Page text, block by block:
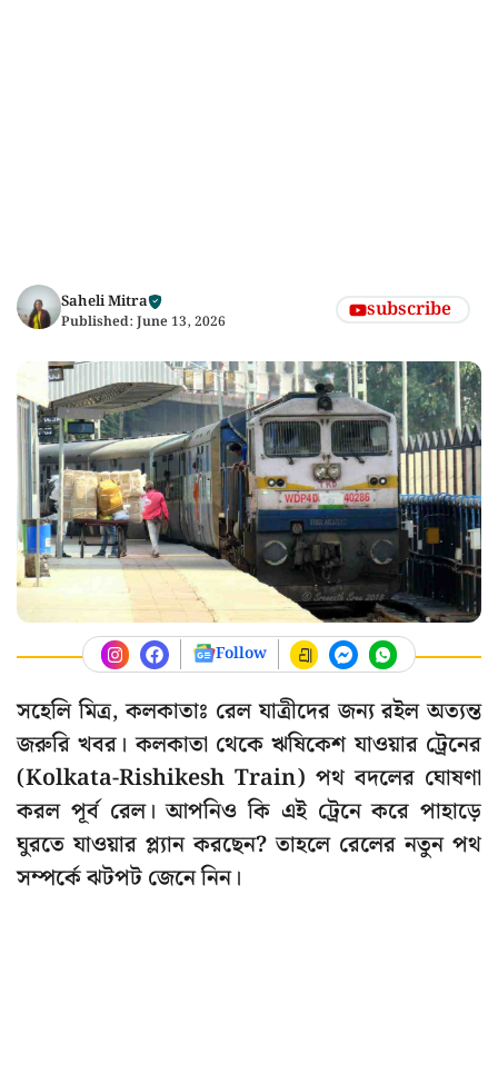
Saheli Mitra
Published: June 13, 2026 subscribe
Follow
সহেলি মিত্র, কলকাতাঃ রেল যাত্রীদের জন্য রইল অত্যন্ত
জরুরি খবর। কলকাতা থেকে ঋষিকেশ যাওয়ার ট্রেনের
(Kolkata-Rishikesh Train) পথ বদলের ঘোষণা
করল পূর্ব রেল। আপনিও কি এই ট্রেনে করে পাহাড়ে
ঘুরতে যাওয়ার প্ল্যান করছেন? তাহলে রেলের নতুন পথ
সম্পর্কে ঝটপট জেনে নিন।